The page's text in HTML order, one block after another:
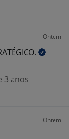
Ontem
3 anos
Ontem